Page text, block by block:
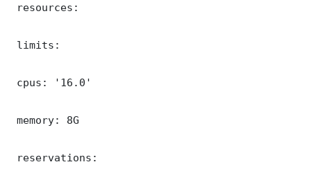
resources:
limits:
cpus: '16.0'
memory: 8G
reservations: